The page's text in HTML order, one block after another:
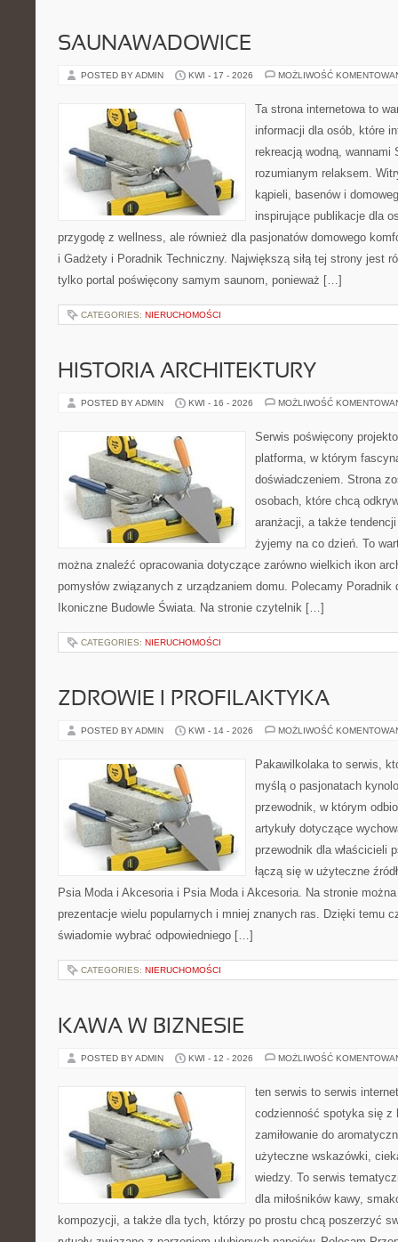
SAUNAWADOWICE
POSTED BY ADMIN KWI - 17 - 2026 MOŻLIWOŚĆ
Ta strona internetowa to
informacji dla osób, które
rekreacją wodną, wannami
rozumianym relaksem.
kąpieli, basenów i
inspirujące publikacje dla
przygodę z wellness, ale również dla pasjonatów domowego
i Gadżety i Poradnik Techniczny. Największą siłą tej strony jest
tylko portal poświęcony samym saunom, ponieważ […]
CATEGORIES: NIERUCHOMOŚCI
HISTORIA ARCHITEKTURY
POSTED BY ADMIN KWI - 16 - 2026 MOŻLIWOŚĆ
Serwis poświęcony
platforma, w którym
doświadczeniem. Strona
osobach, które chcą
aranżacji, a także
żyjemy na co dzień. To
można znaleźć opracowania dotyczące zarówno wielkich ikon
pomysłów związanych z urządzaniem domu. Polecamy Poradnik
Ikoniczne Budowle Świata. Na stronie czytelnik […]
CATEGORIES: NIERUCHOMOŚCI
ZDROWIE I PROFILAKTYKA
POSTED BY ADMIN KWI - 14 - 2026 MOŻLIWOŚĆ
Pakawilkolaka to serwis,
myślą o pasjonatach
przewodnik, w którym
artykuły dotyczące
przewodnik dla właścicieli
łączą się w użyteczne
Psia Moda i Akcesoria i Psia Moda i Akcesoria. Na stronie
prezentacje wielu popularnych i mniej znanych ras. Dzięki temu
świadomie wybrać odpowiedniego […]
CATEGORIES: NIERUCHOMOŚCI
KAWA W BIZNESIE
POSTED BY ADMIN KWI - 12 - 2026 MOŻLIWOŚĆ
ten serwis to serwis
codzienność spotyka się z
zamiłowanie do
użyteczne wskazówki,
wiedzy. To serwis
dla miłośników kawy,
kompozycji, a także dla tych, którzy po prostu chcą poszerzyć